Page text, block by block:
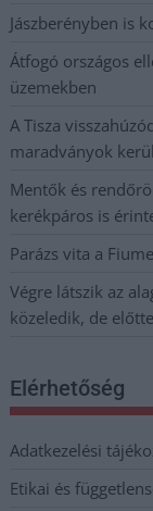
Jászberényben is
Átfogó országos
üzemekben
A Tisza
maradványok
Mentők és
kerékpáros is
Parázs vita a
Végre látszik az
közeledik, de
Elérhetőség
Adatkezelési
Etikai és